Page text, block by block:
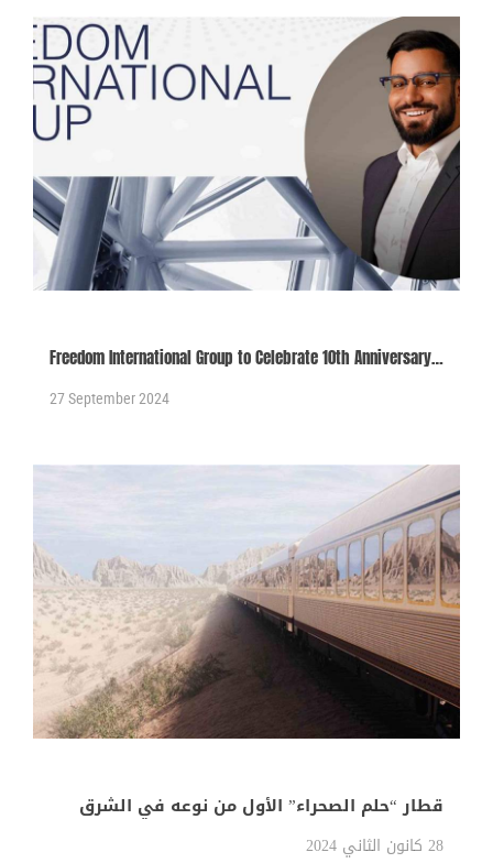
من نحن
منوعات وردنا الآن
Freedom International Group to Celebrate 10th Anniversary
27 September 2024
قطار “حلم الصحراء” الأول من نوعه في الشرق
الأوسط28 كانون الثاني 2024